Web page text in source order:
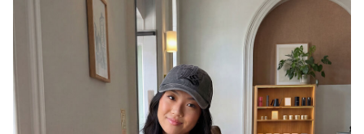
Trending
Shop The Look
Ofertas